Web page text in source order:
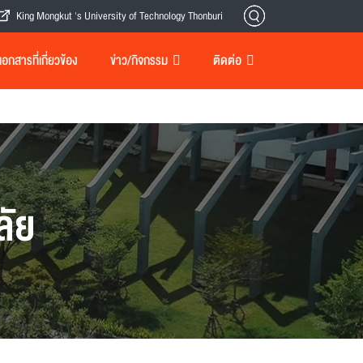
King Mongkut 's University of Technology Thonburi
กสารที่เกี่ยวข้อง ข่าว/กิจกรรม ติดต่อ
ย